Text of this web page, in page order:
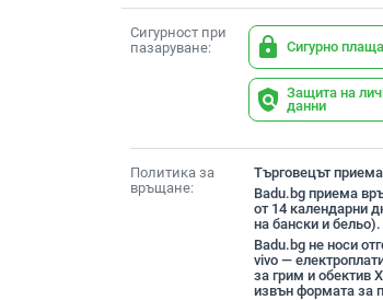
Сигурност при
пазаруване:
lock Сигурно
policy Защита на
данни
Политика за
връщане:
Търговецът
Badu.bg приема
от 14 календарни
на бански и бельо).
Badu.bg не носи
vivo —
за грим и обектив
извън формата за